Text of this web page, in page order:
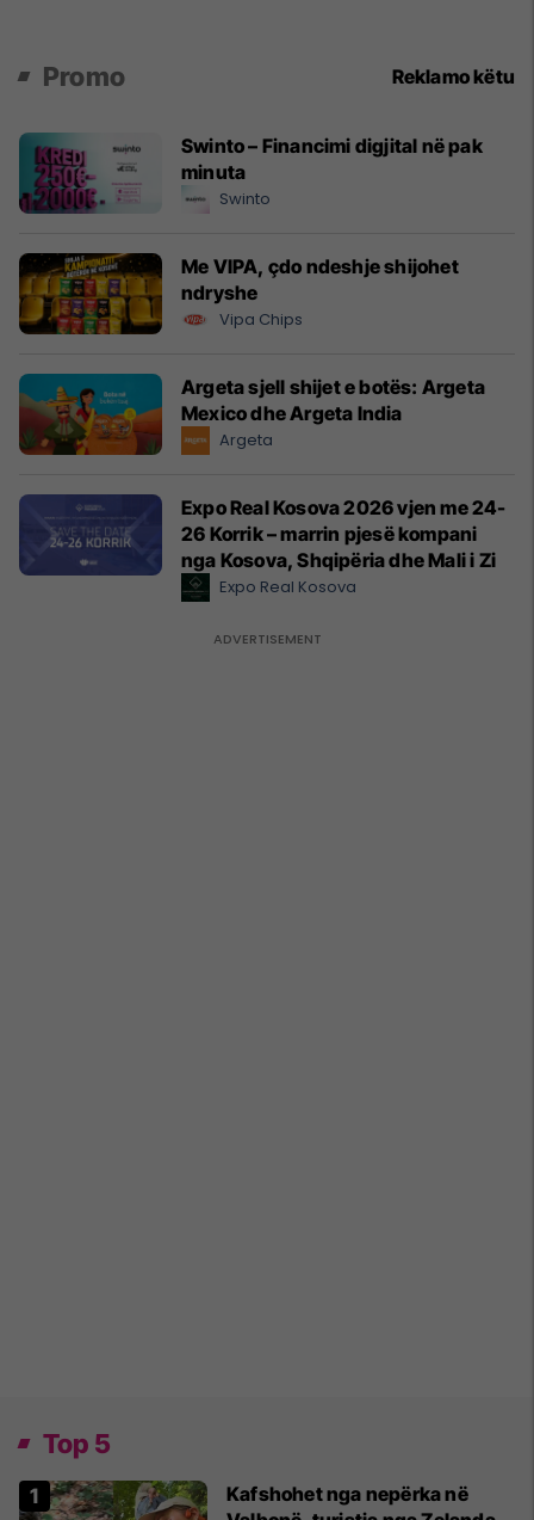
Promo Reklamo këtu
Swinto – Financimi digjital në pak
minuta
Swinto
Me VIPA, çdo ndeshje shijohet
ndryshe
Vipa Chips
Argeta sjell shijet e botës: Argeta
Mexico dhe Argeta India
Argeta
Expo Real Kosova 2026 vjen me 24-
26 Korrik – marrin pjesë kompani
nga Kosova, Shqipëria dhe Mali i Zi
Expo Real Kosova
Top 5
Kafshohet nga nepërka në